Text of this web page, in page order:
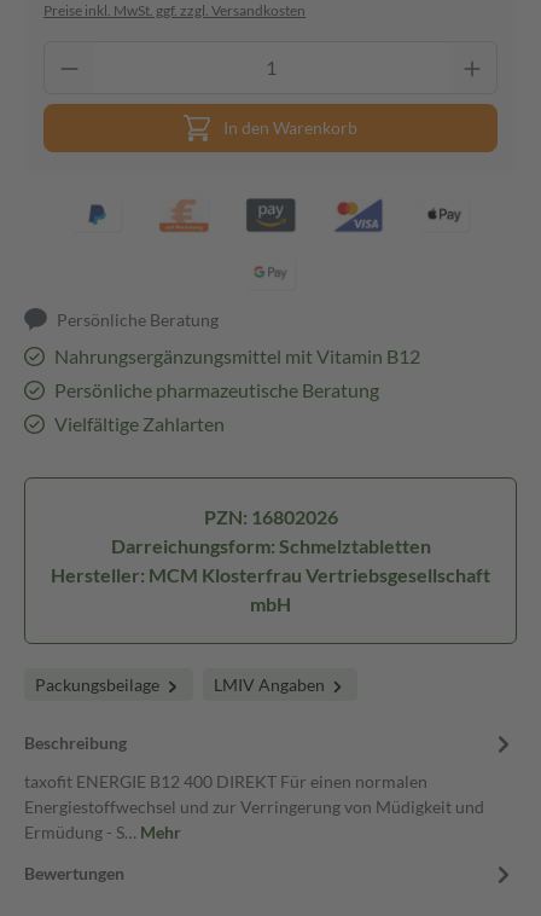
Preise inkl. MwSt. ggf. zzgl. Versandkosten
In den Warenkorb
Persönliche Beratung
Nahrungsergänzungsmittel mit Vitamin B12
Persönliche pharmazeutische Beratung
Vielfältige Zahlarten
PZN: 16802026
Darreichungsform: Schmelztabletten
Hersteller: MCM Klosterfrau Vertriebsgesellschaft
mbH
Packungsbeilage LMIV Angaben
Beschreibung
taxofit ENERGIE B12 400 DIREKT Für einen normalen
Energiestoffwechsel und zur Verringerung von Müdigkeit und
Ermüdung - S… Mehr
Bewertungen